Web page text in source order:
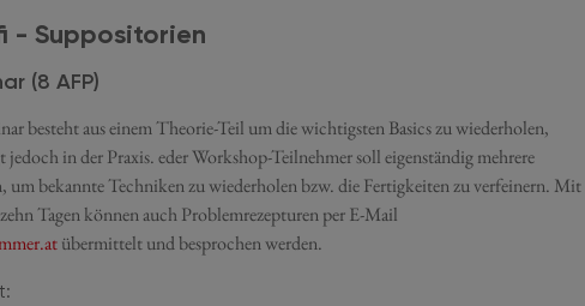
- Suppositorien
(8 AFP)
besteht aus einem Theorie-Teil um die wichtigsten Basics zu wiederholen,
in der Praxis. eder Workshop-Teilnehmer soll eigenständig mehrere
um bekannte Techniken zu wiederholen bzw. die Fertigkeiten zu verfeinern. Mit
Tagen können auch Problemrezepturen per E-Mail
übermittelt und besprochen werden.